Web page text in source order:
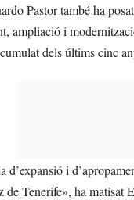
Pastor també ha
ampliació i
dels últims cinc
d’expansió i
Tenerife», ha matisat